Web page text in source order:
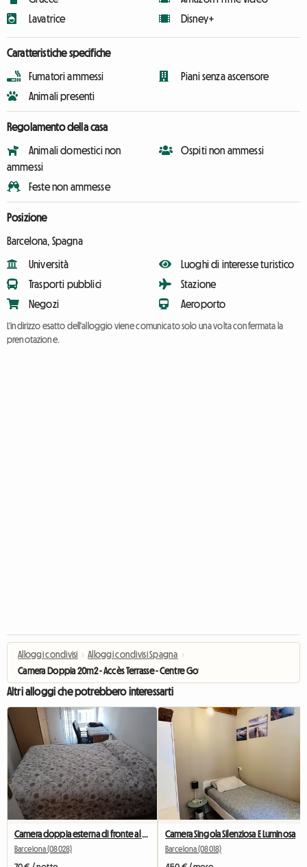
Lavatrice
Disney+
Caratteristiche specifiche
Fumatori ammessi
Animali presenti
Piani senza ascensore
Regolamento della casa
Animali domestici non
ammessi
Feste non ammesse
Ospiti non ammessi
Posizione
Barcelona, Spagna
Università
Trasporti pubblici
Negozi
Luoghi di interesse turistico
Stazione
Aeroporto
L'indirizzo esatto dell'alloggio viene comunicato solo una volta confermata la
prenotazione.
Alloggi condivisi › Alloggi condivisi Spagna ›
Camera Doppia 20m2 - Accès Terrasse - Centre Gotic Bcn
Altri alloggi che potrebbero interessarti
Barcelona (08028)
Camera Singola Silenziosa E Luminosa
Barcelona (08018)